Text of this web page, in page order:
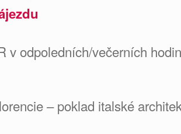
v odpoledních/večerních
– poklad italské